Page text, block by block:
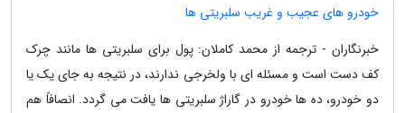
خودرو های عجیب و غریب سلبریتی ها
خبرنگاران - ترجمه از محمد کاملان: پول برای سلبریتی ها مانند چرک
کف دست است و مسئله ای با ولخرجی ندارند، در نتیجه به جای یک یا
دو خودرو، ده ها خودرو در گاراژ سلبریتی ها یافت می گردد. انصافاً هم